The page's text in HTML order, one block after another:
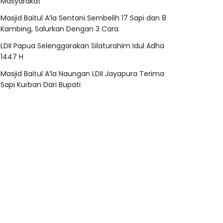
Masjid Baitul A’la Sentani Sembelih 17 Sapi dan 8
Kambing, Salurkan Dengan 3 Cara
LDII Papua Selenggarakan Silaturahim Idul Adha
1447 H
Masjid Baitul A’la Naungan LDII Jayapura Terima
Sapi Kurban Dari Bupati